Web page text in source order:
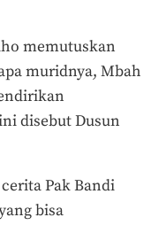
memutuskan
muridnya, Mbah
disebut Dusun
Pak Bandi
bisa